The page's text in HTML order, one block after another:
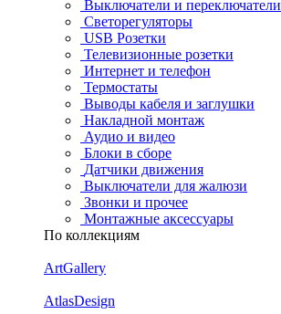
Выключатели и переключатели
Светорегуляторы
USB Розетки
Телевизионные розетки
Интернет и телефон
Термостаты
Выводы кабеля и заглушки
Накладной монтаж
Аудио и видео
Блоки в сборе
Датчики движения
Выключатели для жалюзи
Звонки и прочее
Монтажные аксессуары
По коллекциям
ArtGallery
AtlasDesign